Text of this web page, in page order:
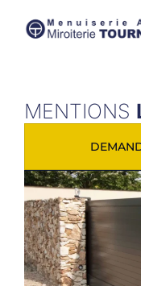
MENTIONS